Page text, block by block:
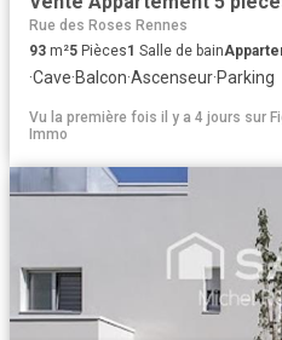
Rue des Roses Rennes
93 m²5 Pièces1 Salle de bain
·Cave·Balcon·Ascenseur·Parking
Vu la première fois il y a 4 jours sur
Immo